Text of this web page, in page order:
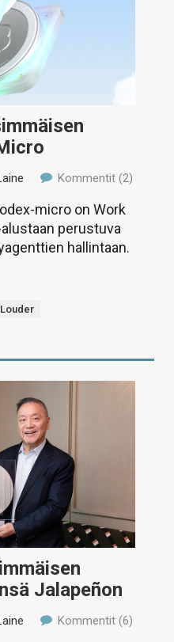
Kommentit (2)
micro on Work
perustuva
hallintaan.
Jalapeñon
Kommentit (6)